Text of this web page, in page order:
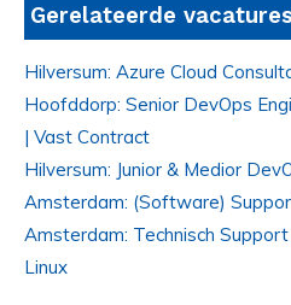
Gerelateerde
Hilversum: Azure Cloud
Hoofddorp: Senior DevOps
| Vast Contract
Hilversum: Junior & Medior
Amsterdam: (Software)
Amsterdam: Technisch
Linux